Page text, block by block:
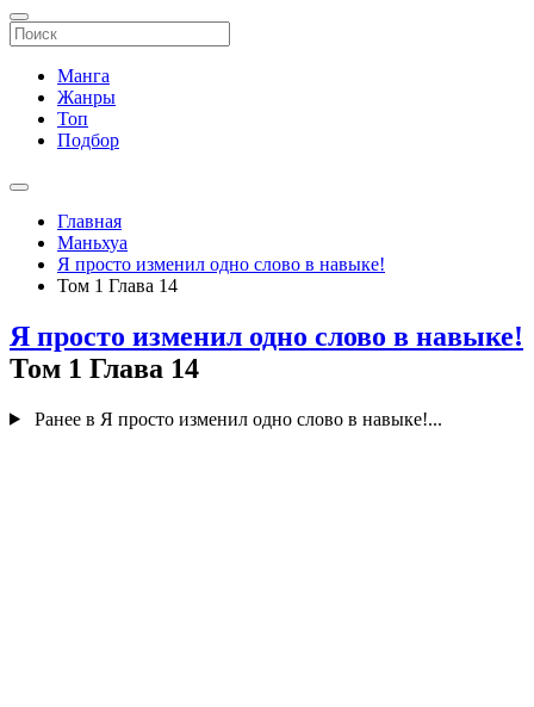
Манга
Жанры
Топ
Подбор
Главная
Маньхуа
Я просто изменил одно слово в навыке!
Том 1 Глава 14
Я просто изменил одно слово в навыке!
Том 1 Глава 14
Ранее в Я просто изменил одно слово в навыке!...